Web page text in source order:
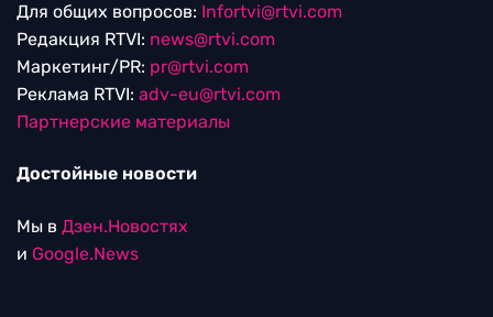
Для общих вопросов: Infortvi@rtvi.com
Редакция RTVI: news@rtvi.com
Маркетинг/PR: pr@rtvi.com
Реклама RTVI: adv-eu@rtvi.com
Партнерские материалы
Достойные новости
Мы в Дзен.Новостях
и Google.News